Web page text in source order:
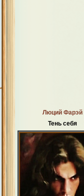
Люций Фарэй
Тень себя